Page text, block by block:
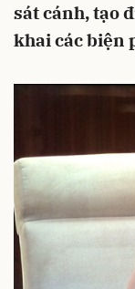
sát cánh, tạo
khai các biện